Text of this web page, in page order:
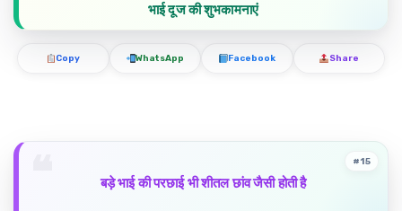
भाई दूज की शुभकामनाएं
Copy WhatsApp Facebook Share
बड़े भाई की परछाई भी शीतल छांव जैसी होती है
#15